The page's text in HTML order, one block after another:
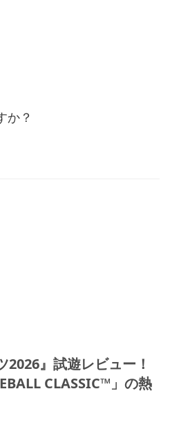
か？
2026』試遊レビュー！
CLASSIC™」の熱